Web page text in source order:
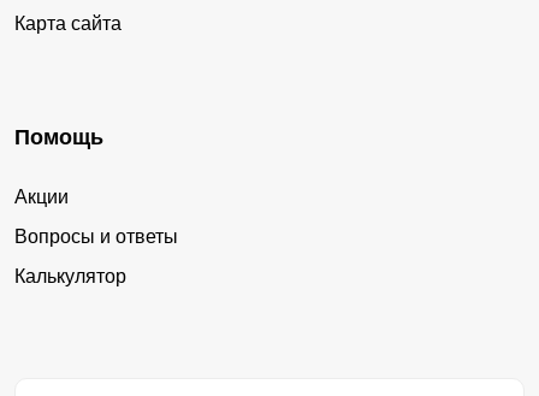
Карта сайта
Помощь
Акции
Вопросы и ответы
Калькулятор